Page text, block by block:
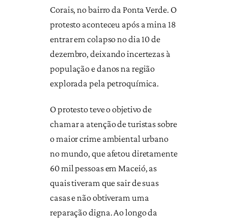
Corais, no bairro da Ponta Verde. O
protesto aconteceu após a mina 18
entrar em colapso no dia 10 de
dezembro, deixando incertezas à
população e danos na região
explorada pela petroquímica.
O protesto teve o objetivo de
chamar a atenção de turistas sobre
o maior crime ambiental urbano
no mundo, que afetou diretamente
60 mil pessoas em Maceió, as
quais tiveram que sair de suas
casas e não obtiveram uma
reparação digna. Ao longo da